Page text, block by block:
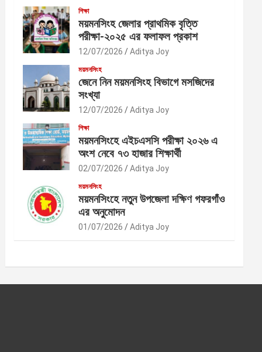
শিক্ষা
ময়মনসিংহ জেলার প্রাথমিক বৃত্তি
পরীক্ষা-২০২৫ এর ফলাফল প্রকাশ
12/07/2026 Aditya Joy
ময়মনসিংহ
জেনে নিন ময়মনসিংহ বিভাগে মসজিদের
সংখ্যা
12/07/2026 Aditya Joy
শিক্ষা
ময়মনসিংহে এইচএসসি পরীক্ষা ২০২৬ এ
অংশ নেবে ৭৩ হাজার শিক্ষার্থী
02/07/2026 Aditya Joy
ময়মনসিংহ
ময়মনসিংহে নতুন উপজেলা দক্ষিণ গফরগাঁও
এর অনুমোদন
01/07/2026 Aditya Joy